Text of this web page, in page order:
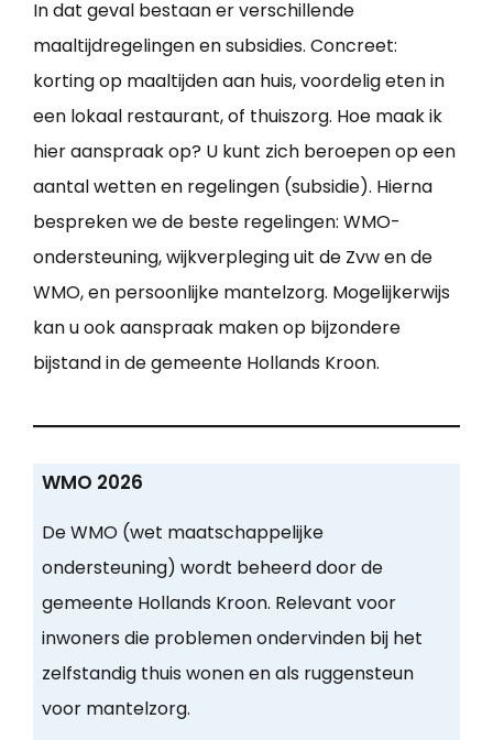
In dat geval bestaan er verschillende
maaltijdregelingen en subsidies. Concreet:
korting op maaltijden aan huis, voordelig eten in
een lokaal restaurant, of thuiszorg. Hoe maak ik
hier aanspraak op? U kunt zich beroepen op een
aantal wetten en regelingen (subsidie). Hierna
bespreken we de beste regelingen: WMO-
ondersteuning, wijkverpleging uit de Zvw en de
WMO, en persoonlijke mantelzorg. Mogelijkerwijs
kan u ook aanspraak maken op bijzondere
bijstand in de gemeente Hollands Kroon.
WMO 2026
De WMO (wet maatschappelijke
ondersteuning) wordt beheerd door de
gemeente Hollands Kroon. Relevant voor
inwoners die problemen ondervinden bij het
zelfstandig thuis wonen en als ruggensteun
voor mantelzorg.